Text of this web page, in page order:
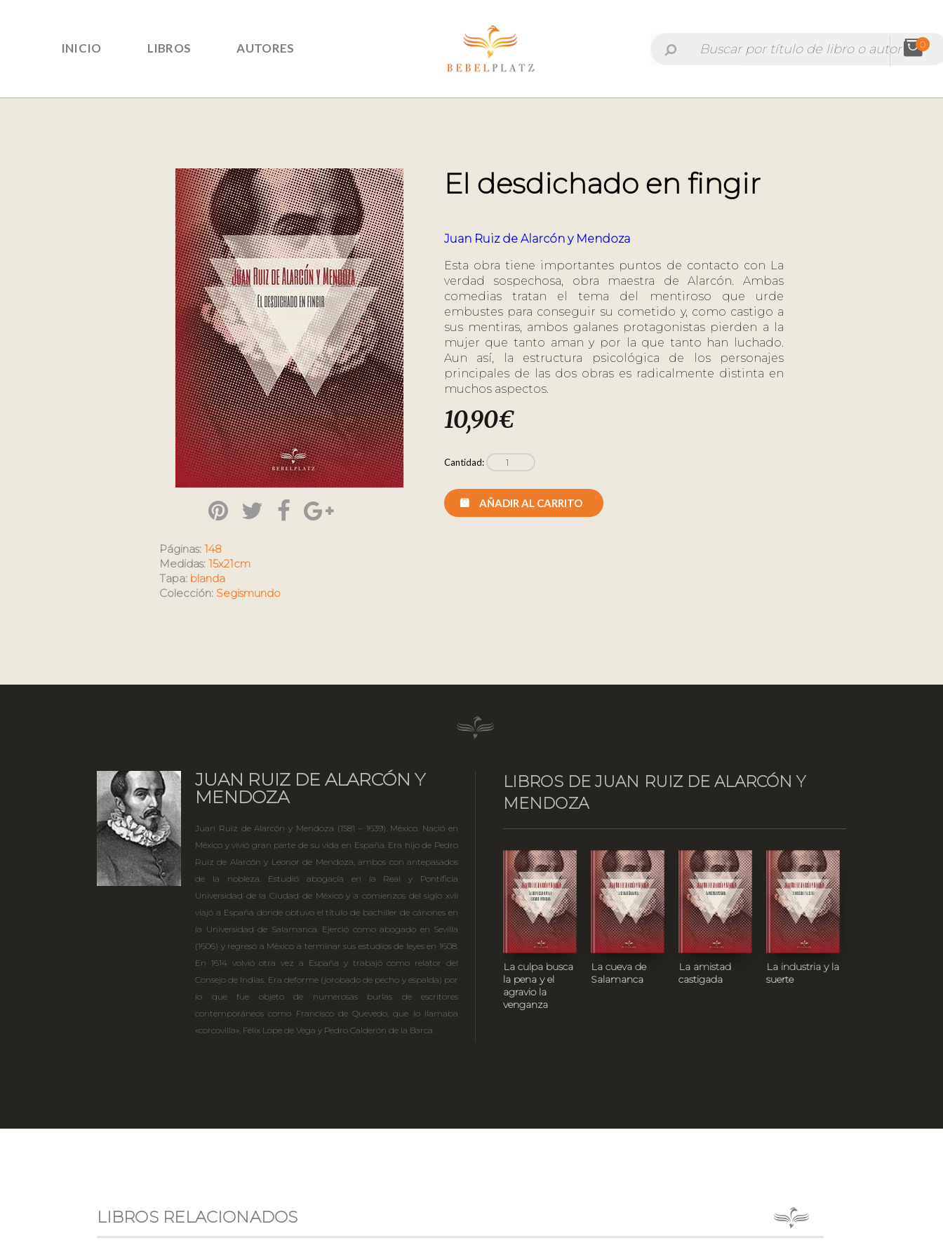
INICIO LIBROS AUTORES 0
Páginas: 148
Medidas: 15x21cm
Tapa: blanda
Colección: Segismundo
El desdichado en fingir
Juan Ruiz de Alarcón y Mendoza
Esta obra tiene importantes puntos de contacto con La
verdad sospechosa, obra maestra de Alarcón. Ambas
comedias tratan el tema del mentiroso que urde
embustes para conseguir su cometido y, como castigo a
sus mentiras, ambos galanes protagonistas pierden a la
mujer que tanto aman y por la que tanto han luchado.
Aun así, la estructura psicológica de los personajes
principales de las dos obras es radicalmente distinta en
muchos aspectos.
10,90€
Cantidad:
AÑADIR AL CARRITO
JUAN RUIZ DE ALARCÓN Y
MENDOZA
Juan Ruiz de Alarcón y Mendoza (1581 – 1639). México. Nació en
México y vivió gran parte de su vida en España. Era hijo de Pedro
Ruiz de Alarcón y Leonor de Mendoza, ambos con antepasados
de la nobleza. Estudió abogacía en la Real y Pontificia
Universidad de la Ciudad de México y a comienzos del siglo xvii
viajó a España donde obtuvo el título de bachiller de cánones en
la Universidad de Salamanca. Ejerció como abogado en Sevilla
(1606) y regresó a México a terminar sus estudios de leyes en 1608.
En 1614 volvió otra vez a España y trabajó como relator del
Consejo de Indias. Era deforme (jorobado de pecho y espalda) por
lo que fue objeto de numerosas burlas de escritores
contemporáneos como Francisco de Quevedo, que lo llamaba
«corcovilla», Félix Lope de Vega y Pedro Calderón de la Barca.
LIBROS DE JUAN RUIZ DE ALARCÓN Y
MENDOZA
La culpa busca
la pena y el
agravio la
venganza
La cueva de
Salamanca
La amistad
castigada
La industria y la
suerte
LIBROS RELACIONADOS